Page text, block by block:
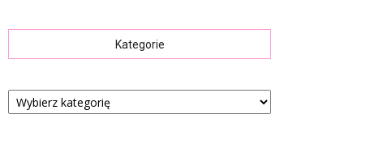
Kategorie
Kategorie